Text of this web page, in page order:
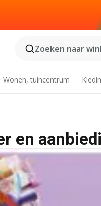
Zoeken naar
Wonen, tuincentrum
en